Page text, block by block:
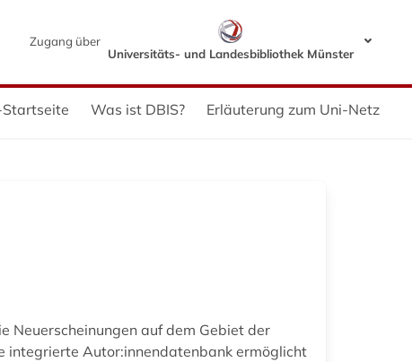
Zugang über
Universitäts- und Landesbibliothek Münster
Was ist DBIS? Erläuterung zum Uni-Netz
Neuerscheinungen auf dem Gebiet der
integrierte Autor:innendatenbank ermöglicht